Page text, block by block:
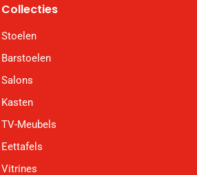
Collecties
Stoelen
Barstoelen
Salons
Kasten
TV-Meubels
Eettafels
Vitrines